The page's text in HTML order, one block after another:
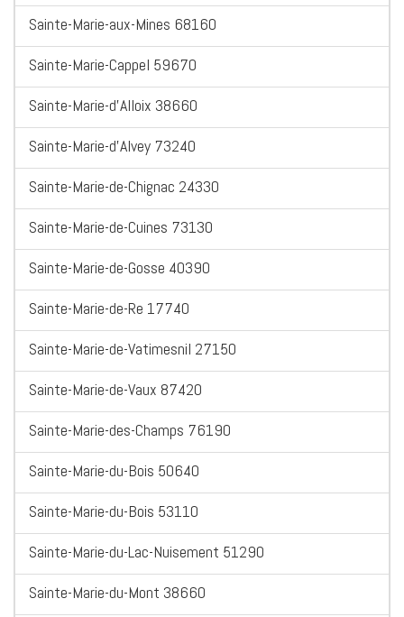
Sainte-Marie-aux-Mines 68160
Sainte-Marie-Cappel 59670
Sainte-Marie-d'Alloix 38660
Sainte-Marie-d'Alvey 73240
Sainte-Marie-de-Chignac 24330
Sainte-Marie-de-Cuines 73130
Sainte-Marie-de-Gosse 40390
Sainte-Marie-de-Re 17740
Sainte-Marie-de-Vatimesnil 27150
Sainte-Marie-de-Vaux 87420
Sainte-Marie-des-Champs 76190
Sainte-Marie-du-Bois 50640
Sainte-Marie-du-Bois 53110
Sainte-Marie-du-Lac-Nuisement 51290
Sainte-Marie-du-Mont 38660